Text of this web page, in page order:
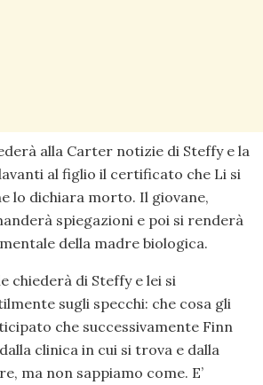
alla Carter notizie di Steffy e la
al figlio il certificato che Li si
lo dichiara morto. Il giovane,
spiegazioni e poi si renderà
della madre biologica.
chiederà di Steffy e lei si
sugli specchi: che cosa gli
che successivamente Finn
clinica in cui si trova e dalla
ma non sappiamo come. E’